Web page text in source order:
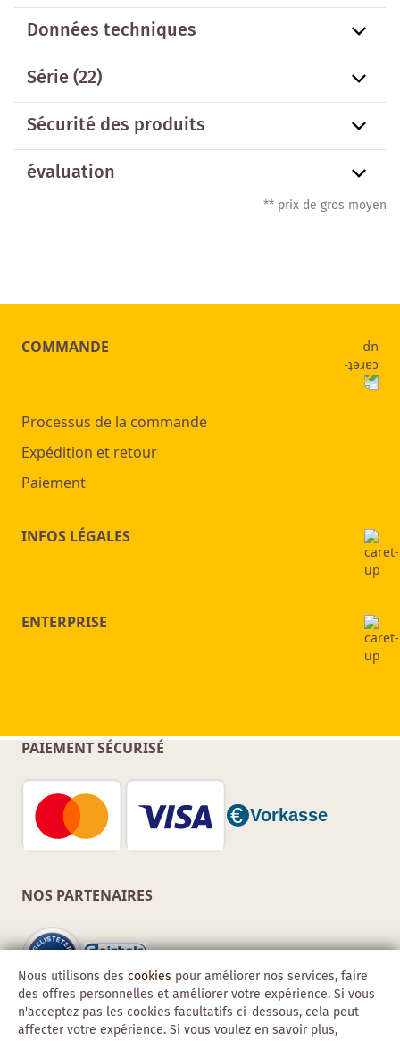
Données techniques
Série(22)
Sécurité des produits
évaluation
** prix de gros moyen
COMMANDE
Processus de la commande
Expédition et retour
Paiement
INFOS LÉGALES
ENTERPRISE
PAIEMENT SÉCURISÉ
NOS PARTENAIRES
Nous utilisons des cookies pour améliorer nos services, faire
des offres personnelles et améliorer votre expérience. Si vous
n'acceptez pas les cookies facultatifs ci-dessous, cela peut
affecter votre expérience. Si vous voulez en savoir plus,